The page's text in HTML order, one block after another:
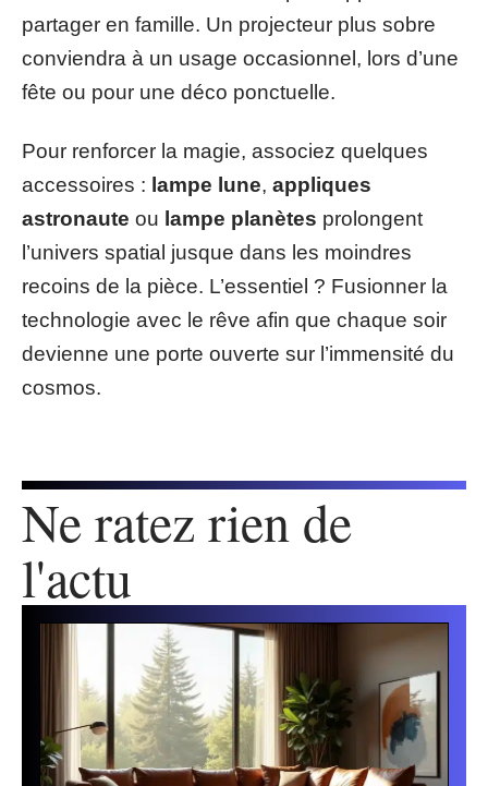
partager en famille. Un projecteur plus sobre
conviendra à un usage occasionnel, lors d’une
fête ou pour une déco ponctuelle.
Pour renforcer la magie, associez quelques
accessoires : lampe lune, appliques
astronaute ou lampe planètes prolongent
l’univers spatial jusque dans les moindres
recoins de la pièce. L’essentiel ? Fusionner la
technologie avec le rêve afin que chaque soir
devienne une porte ouverte sur l’immensité du
cosmos.
Ne ratez rien de
l'actu